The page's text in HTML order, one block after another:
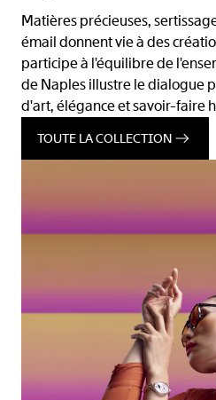
Matières précieuses,
émail donnent vie à des
participe à l'équilibre de
de Naples illustre le dialogue
d'art, élégance et savoir-faire
TOUTE LA COLLECTION